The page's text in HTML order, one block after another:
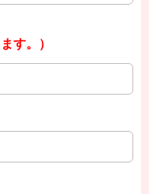
す。）